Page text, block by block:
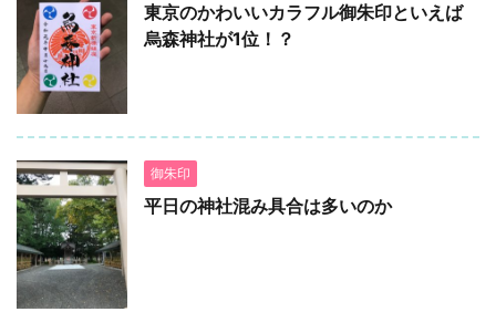
東京のかわいいカラフル御朱印といえば
烏森神社が1位！？
御朱印
平日の神社混み具合は多いのか